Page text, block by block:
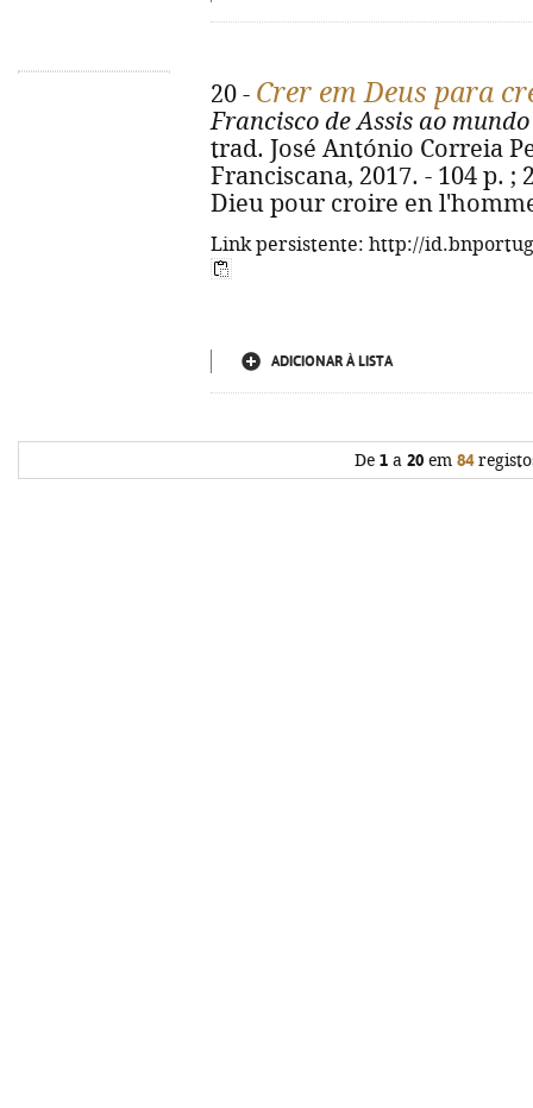
20 - Crer em Deus para
Francisco de Assis ao
trad. José António Correia
Franciscana, 2017. - 104 p.
Dieu pour croire en
Link persistente: http://
ADICIONAR À LISTA
De 1a 20em 84